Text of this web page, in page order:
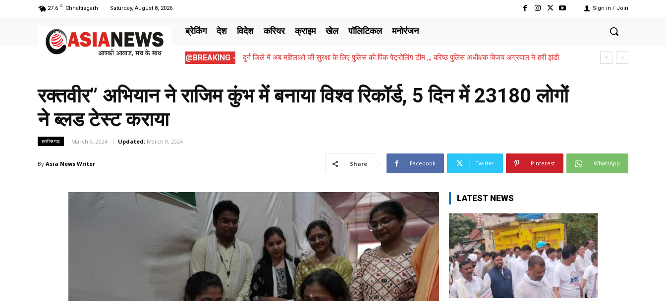
27.6 C Chhattisgarh Saturday, August 8, 2026 Sign in / Join
ब्रेकिंग देश विदेश करियर क्राइम खेल पॉलिटिकल मनोरंजन
@BREAKING -
दुर्ग जिले में अब महिलाओं की सुरक्षा के लिए पुलिस की पिंक पेट्रोलिंग टीम ,,, वरिष्ठ पुलिस अधीक्षक विजय अग्रवाल ने हरी झंडी
रक्तवीर” अभियान ने राजिम कुंभ में बनाया विश्व रिकॉर्ड, 5 दिन में 23180 लोगों
ने ब्लड टेस्ट कराया
छत्तीसगढ़ March 9, 2024 Updated: March 9, 2024
By Asia News Writer Share Facebook Twitter Pinterest WhatsApp
LATEST NEWS